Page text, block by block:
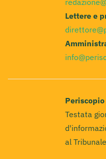
Lettere e
Periscopio
Testata
al